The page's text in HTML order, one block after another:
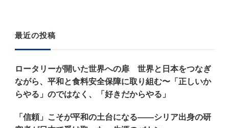
探
で
す
?
最近の投稿
ロータリーが開いた世界への扉 世界と日本をつなぎ
ながら、平和と食料安全保障に取り組む〜「正しいか
らやる」のではなく、「好きだからやる」
「信頼」こそが平和の土台になる——シリア出身の研